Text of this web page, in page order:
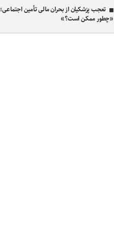
تعجب پزشکیان از بحران مالی تأمین اجتماعی؛
«چطور ممکن است؟»